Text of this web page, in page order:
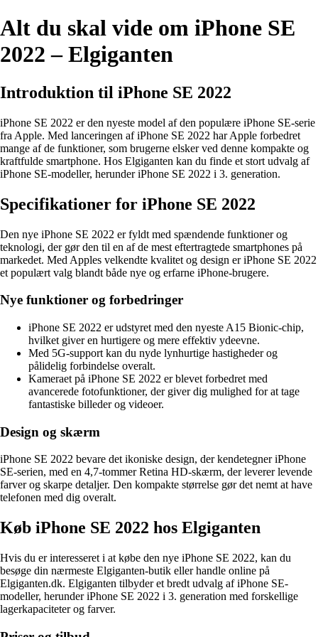
Alt du skal vide om iPhone SE
2022 – Elgiganten
Introduktion til iPhone SE 2022
iPhone SE 2022 er den nyeste model af den populære iPhone SE-serie
fra Apple. Med lanceringen af iPhone SE 2022 har Apple forbedret
mange af de funktioner, som brugerne elsker ved denne kompakte og
kraftfulde smartphone. Hos Elgiganten kan du finde et stort udvalg af
iPhone SE-modeller, herunder iPhone SE 2022 i 3. generation.
Specifikationer for iPhone SE 2022
Den nye iPhone SE 2022 er fyldt med spændende funktioner og
teknologi, der gør den til en af de mest eftertragtede smartphones på
markedet. Med Apples velkendte kvalitet og design er iPhone SE 2022
et populært valg blandt både nye og erfarne iPhone-brugere.
Nye funktioner og forbedringer
iPhone SE 2022 er udstyret med den nyeste A15 Bionic-chip,
hvilket giver en hurtigere og mere effektiv ydeevne.
Med 5G-support kan du nyde lynhurtige hastigheder og
pålidelig forbindelse overalt.
Kameraet på iPhone SE 2022 er blevet forbedret med
avancerede fotofunktioner, der giver dig mulighed for at tage
fantastiske billeder og videoer.
Design og skærm
iPhone SE 2022 bevare det ikoniske design, der kendetegner iPhone
SE-serien, med en 4,7-tommer Retina HD-skærm, der leverer levende
farver og skarpe detaljer. Den kompakte størrelse gør det nemt at have
telefonen med dig overalt.
Køb iPhone SE 2022 hos Elgiganten
Hvis du er interesseret i at købe den nye iPhone SE 2022, kan du
besøge din nærmeste Elgiganten-butik eller handle online på
Elgiganten.dk. Elgiganten tilbyder et bredt udvalg af iPhone SE-
modeller, herunder iPhone SE 2022 i 3. generation med forskellige
lagerkapaciteter og farver.